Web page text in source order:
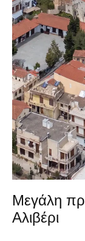
Μεγάλη
Αλιβέρι